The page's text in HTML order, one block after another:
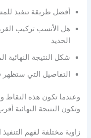
أفضل طريقة تنفيذ
هل الأنسب تركيب
الحديد
شكل النتيجة النهائية
التفاصيل التي ستظهر
وعندما تكون هذه النقاط
وتكون النتيجة النهائية
زاوية مختلفة لفهم